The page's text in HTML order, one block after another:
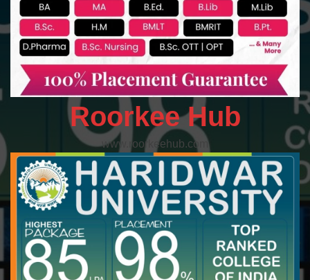
Roorkee Hub
www.roorkeehub.com